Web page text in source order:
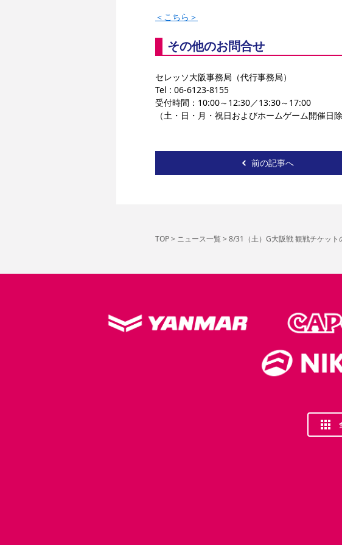
＜こちら＞
その他のお問合せ
セレッソ大阪事務局（代行事務局）
Tel : 06-6123-8155
受付時間：10:00～12:30／13:30～17:00
（土・日・月・祝日およびホームゲーム開催日除
前の記事へ
TOP> ニュース一覧> 8/31（土）G大阪戦 観戦チケッ